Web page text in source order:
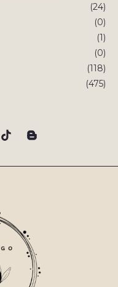
(24)
(0)
(1)
(0)
(118)
(475)